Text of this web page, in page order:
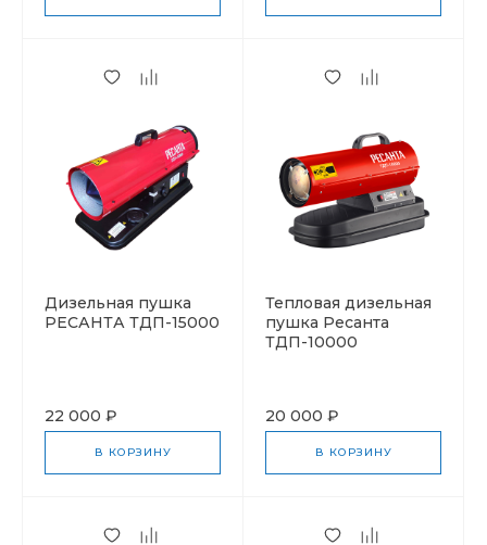
Дизельная пушка
РЕСАНТА ТДП-15000
22 000 ₽
В КОРЗИНУ
Тепловая дизельная
пушка Ресанта
ТДП-10000
20 000 ₽
В КОРЗИНУ